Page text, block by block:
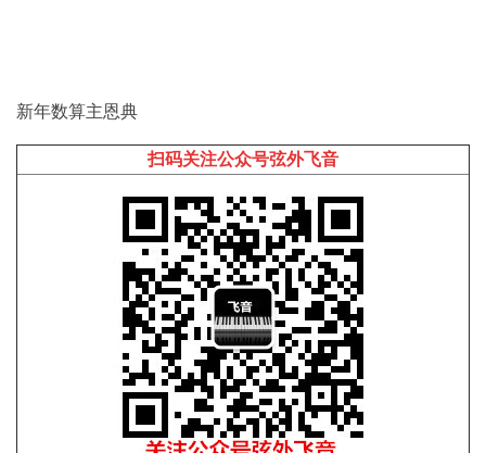
新年数算主恩典
扫码关注公众号弦外飞音